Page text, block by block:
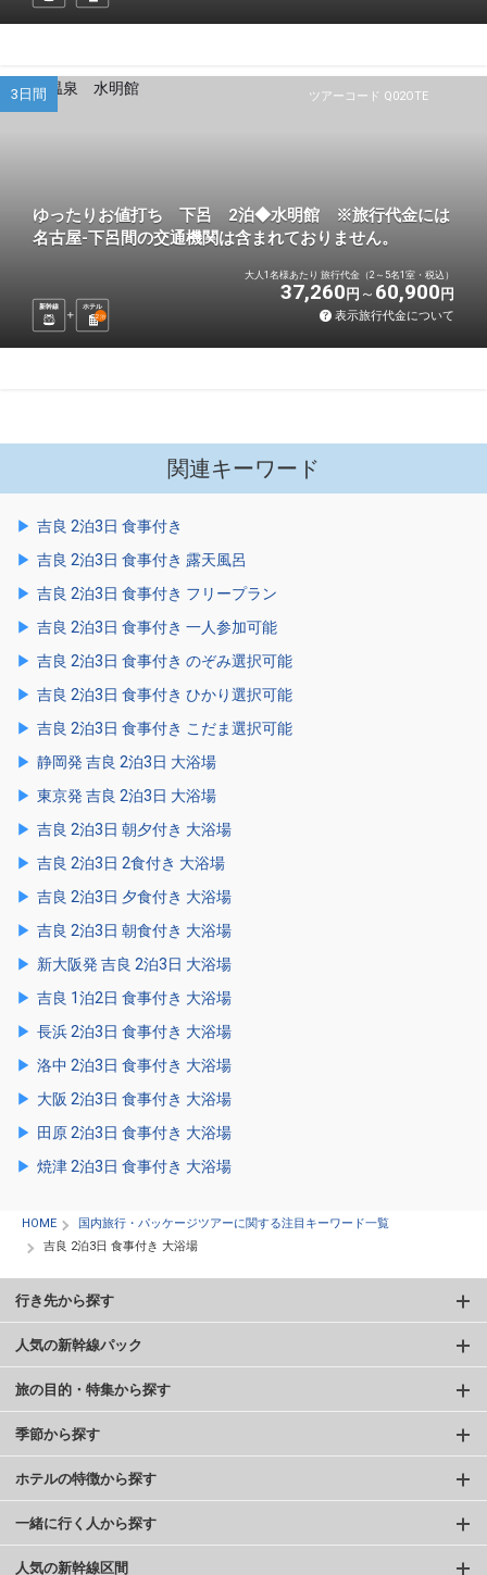
ツアーコード Q02OTE
3日間
ゆったりお値打ち 下呂 2泊◆水明館 ※旅行代金には
名古屋-下呂間の交通機関は含まれておりません。
新幹線
ホテル
2泊
大人1名様あたり 旅行代金（2～5名1室・税込）
37,260 円 60,900 円
表示旅行代金について
関連キーワード
吉良 2泊3日 食事付き
吉良 2泊3日 食事付き 露天風呂
吉良 2泊3日 食事付き フリープラン
吉良 2泊3日 食事付き 一人参加可能
吉良 2泊3日 食事付き のぞみ選択可能
吉良 2泊3日 食事付き ひかり選択可能
吉良 2泊3日 食事付き こだま選択可能
静岡発 吉良 2泊3日 大浴場
東京発 吉良 2泊3日 大浴場
吉良 2泊3日 朝夕付き 大浴場
吉良 2泊3日 2食付き 大浴場
吉良 2泊3日 夕食付き 大浴場
吉良 2泊3日 朝食付き 大浴場
新大阪発 吉良 2泊3日 大浴場
吉良 1泊2日 食事付き 大浴場
長浜 2泊3日 食事付き 大浴場
洛中 2泊3日 食事付き 大浴場
大阪 2泊3日 食事付き 大浴場
田原 2泊3日 食事付き 大浴場
焼津 2泊3日 食事付き 大浴場
HOME
国内旅行・パッケージツアーに関する注目キーワード一覧
吉良 2泊3日 食事付き 大浴場
行き先から探す
人気の新幹線パック
旅の目的・特集から探す
季節から探す
ホテルの特徴から探す
一緒に行く人から探す
人気の新幹線区間